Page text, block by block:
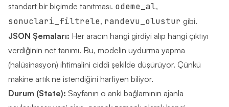
standart bir biçimde tanıtması. odeme_al,
sonuclari_filtrele, randevu_olustur gibi.
JSON Şemaları: Her aracın hangi girdiyi alıp hangi çıktıyı
verdiğinin net tanımı. Bu, modelin uydurma yapma
(halüsinasyon) ihtimalini ciddi şekilde düşürüyor. Çünkü
makine artık ne istendiğini harfiyen biliyor.
Durum (State): Sayfanın o anki bağlamının ajanla